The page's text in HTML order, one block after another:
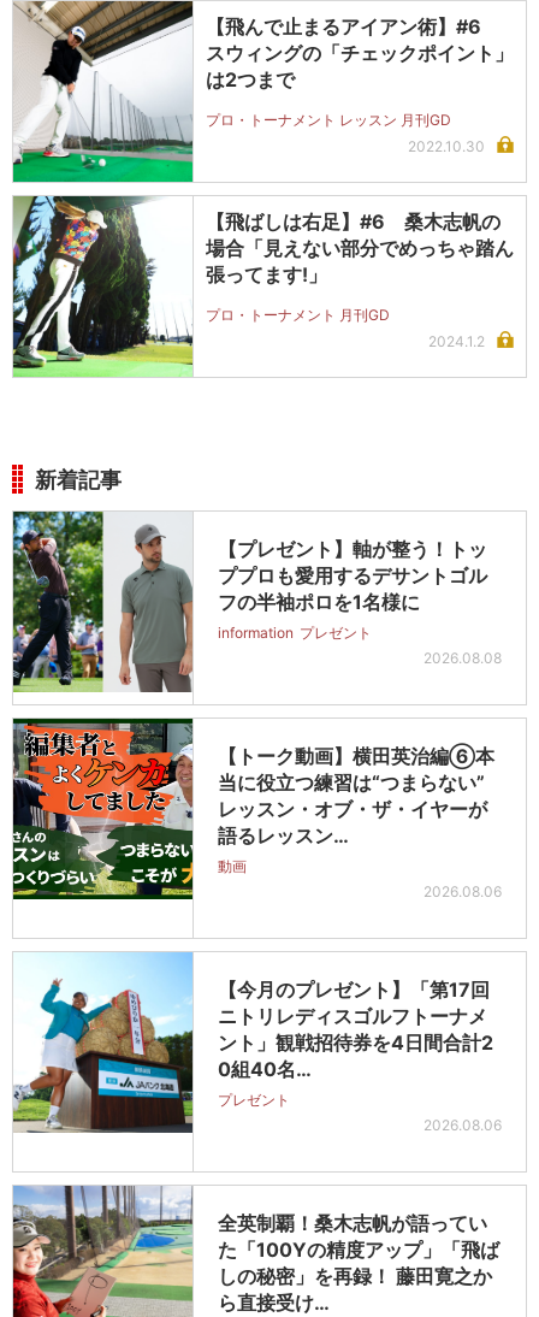
【飛んで止まるアイアン術】#6
スウィングの「チェックポイント」
は2つまで
プロ・トーナメント レッスン 月刊GD
2022.10.30
【飛ばしは右足】#6 桑木志帆の
場合「見えない部分でめっちゃ踏ん
張ってます!」
プロ・トーナメント 月刊GD
2024.1.2
新着記事
【プレゼント】軸が整う！トッ
ププロも愛用するデサントゴル
フの半袖ポロを1名様に
information プレゼント
2026.08.08
【トーク動画】横田英治編⑥本
当に役立つ練習は“つまらない”
レッスン・オブ・ザ・イヤーが
語るレッスン…
動画
2026.08.06
【今月のプレゼント】「第17回
ニトリレディスゴルフトーナメ
ント」観戦招待券を4日間合計2
0組40名…
プレゼント
2026.08.06
全英制覇！桑木志帆が語ってい
た「100Yの精度アップ」「飛ば
しの秘密」を再録！ 藤田寛之か
ら直接受け…